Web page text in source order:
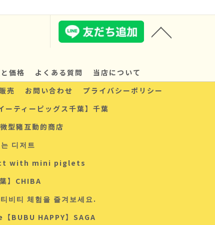
価格 よくある質問
当店について
売 お問い合わせ
プライバシーポリシー
ーティーピッグス千葉】千葉
型豬互動的商店
디저트
with mini piglets
】CHIBA
비티 체험을 즐겨보세요.
BUBU HAPPY】SAGA